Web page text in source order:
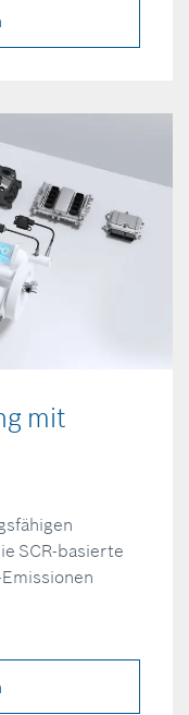
mit
SCR-basierte